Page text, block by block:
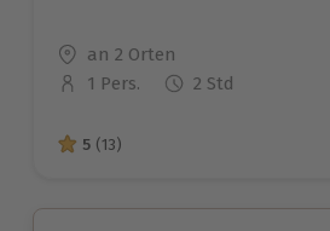
Standort
an 2 Orten
Anzahl der Teilnehmer
1 Pers. 2 Std
5 von 5 Sternen basierend auf
5 (13)